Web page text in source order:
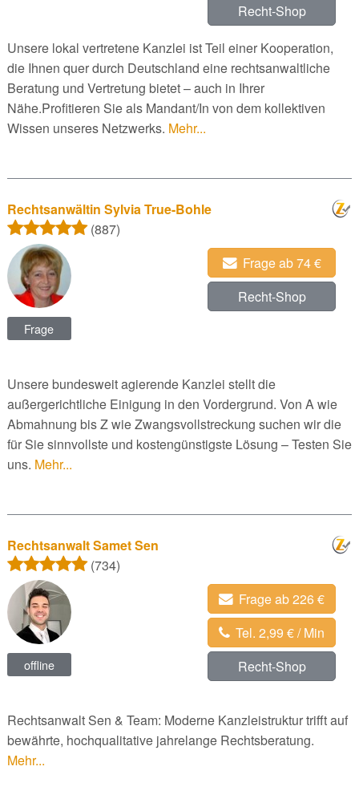
Recht-Shop
Unsere lokal vertretene Kanzlei ist Teil einer Kooperation,
die Ihnen quer durch Deutschland eine rechtsanwaltliche
Beratung und Vertretung bietet – auch in Ihrer
Nähe.Profitieren Sie als Mandant/In von dem kollektiven
Wissen unseres Netzwerks. Mehr...
Rechtsanwältin Sylvia True-Bohle
(887)
Frage
Frage ab 74 €
Recht-Shop
Unsere bundesweit agierende Kanzlei stellt die
außergerichtliche Einigung in den Vordergrund. Von A wie
Abmahnung bis Z wie Zwangsvollstreckung suchen wir die
für Sie sinnvollste und kostengünstigste Lösung – Testen Sie
uns. Mehr...
Rechtsanwalt Samet Sen
(734)
offline
Frage ab 226 €
Tel. 2,99 € / Min
Recht-Shop
Rechtsanwalt Sen & Team: Moderne Kanzleistruktur trifft auf
bewährte, hochqualitative jahrelange Rechtsberatung.
Mehr...